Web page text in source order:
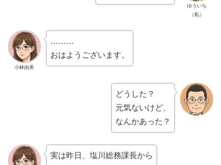
ゆういち
（私）
小林由美
………
おはようございます。
どうした？
元気ないけど、
なんかあった？
実は昨日、塩川総務課長から